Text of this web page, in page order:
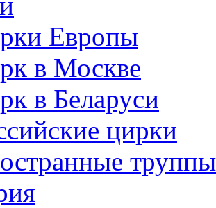
Европы
в Москве
в Беларуси
цирки
труппы